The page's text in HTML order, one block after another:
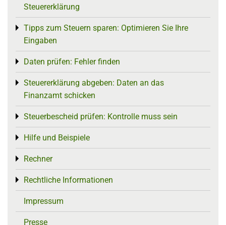
Steuererklärung
Tipps zum Steuern sparen: Optimieren Sie Ihre
Eingaben
Toggle menu
Daten prüfen: Fehler finden
Toggle menu
Steuererklärung abgeben: Daten an das
Finanzamt schicken
Toggle menu
Steuerbescheid prüfen: Kontrolle muss sein
Toggle menu
Hilfe und Beispiele
Toggle menu
Rechner
Toggle menu
Rechtliche Informationen
Toggle menu
Impressum
Presse